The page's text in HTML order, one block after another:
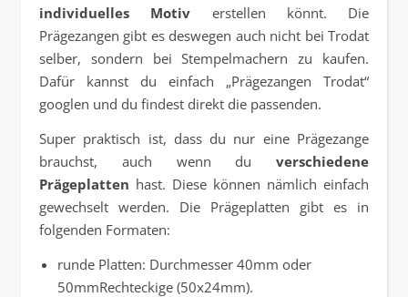
individuelles Motiv erstellen könnt. Die
Prägezangen gibt es deswegen auch nicht bei Trodat
selber, sondern bei Stempelmachern zu kaufen.
Dafür kannst du einfach „Prägezangen Trodat“
googlen und du findest direkt die passenden.
Super praktisch ist, dass du nur eine Prägezange
brauchst, auch wenn du verschiedene
Prägeplatten hast. Diese können nämlich einfach
gewechselt werden. Die Prägeplatten gibt es in
folgenden Formaten:
runde Platten: Durchmesser 40mm oder
50mmRechteckige (50x24mm).